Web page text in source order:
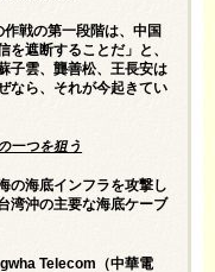
作戦の第一段階は、中国
を遮断することだ」と、
子雲、龔善松、王長安は
なら、それが今起きてい
一つを狙う
の海底インフラを攻撃し
湾沖の主要な海底ケーブ
Telecom（中華電